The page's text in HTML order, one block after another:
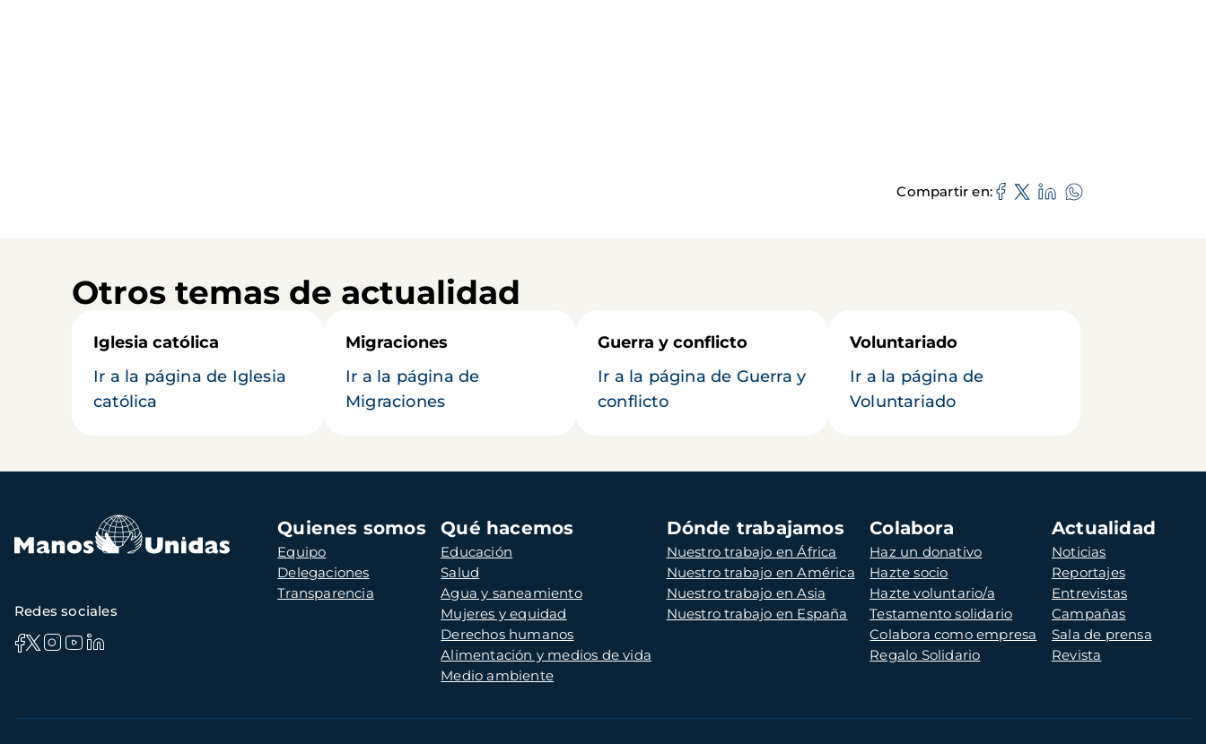
Compartir en
Otros temas de actualidad
Iglesia católica
Ir a la página de Iglesia
católica
Migraciones
Ir a la página de
Migraciones
Guerra y conflicto
Ir a la página de Guerra y
conflicto
Voluntariado
Ir a la página de
Voluntariado
Navegación
principal
Quienes somos
Equipo
Delegaciones
Transparencia
Qué hacemos
Educación
Salud
Agua y saneamiento
Mujeres y equidad
Derechos humanos
Alimentación y medios de vida
Medio ambiente
Dónde trabajamos
Nuestro trabajo en África
Nuestro trabajo en América
Nuestro trabajo en Asia
Nuestro trabajo en España
Colabora
Haz un donativo
Hazte socio
Hazte voluntario/a
Testamento solidario
Colabora como empresa
Regalo Solidario
Actualidad
Noticias
Reportajes
Entrevistas
Campañas
Sala de prensa
Revista
Redes sociales